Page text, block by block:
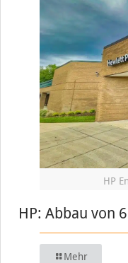
HP
HP: Abbau von
Mehr